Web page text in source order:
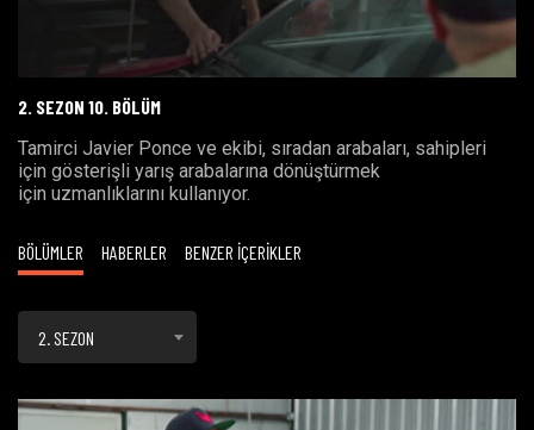
Oynat
2. SEZON 10. BÖLÜM
Tamirci Javier Ponce ve ekibi, sıradan arabaları, sahipleri
için gösterişli yarış arabalarına dönüştürmek
için uzmanlıklarını kullanıyor.
BÖLÜMLER HABERLER BENZER İÇERİKLER
2. SEZON